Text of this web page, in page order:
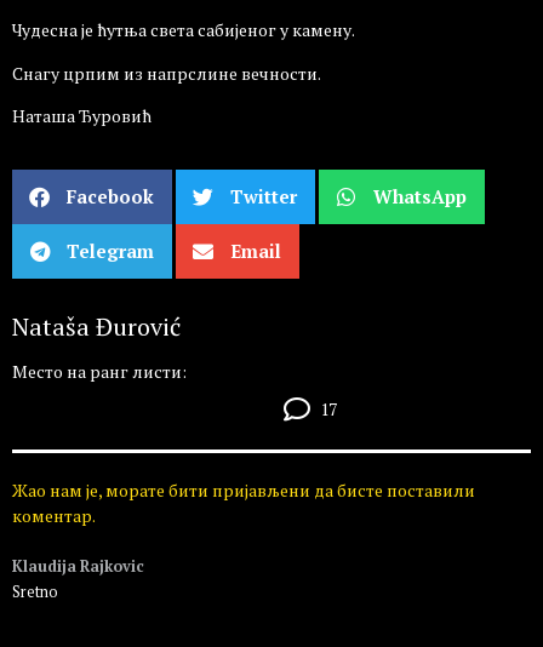
Чудесна је ћутња света сабијеног у камену.
Снагу црпим из напрслине вечности.
Наташа Ђуровић
Facebook Twitter WhatsApp
Telegram Email
Nataša Đurović
Место на ранг листи:
17
Жао нам је, морате бити пријављени да бисте поставили
коментар.
Klaudija Rajkovic
Sretno